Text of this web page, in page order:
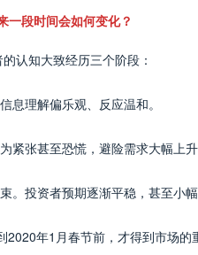
一段时间会如何变化？
认知大致经历三个阶段：
息理解偏乐观、反应温和。
紧张甚至恐慌，避险需求大幅上升
投资者预期逐渐平稳，甚至小幅
年1月春节前，才得到市场